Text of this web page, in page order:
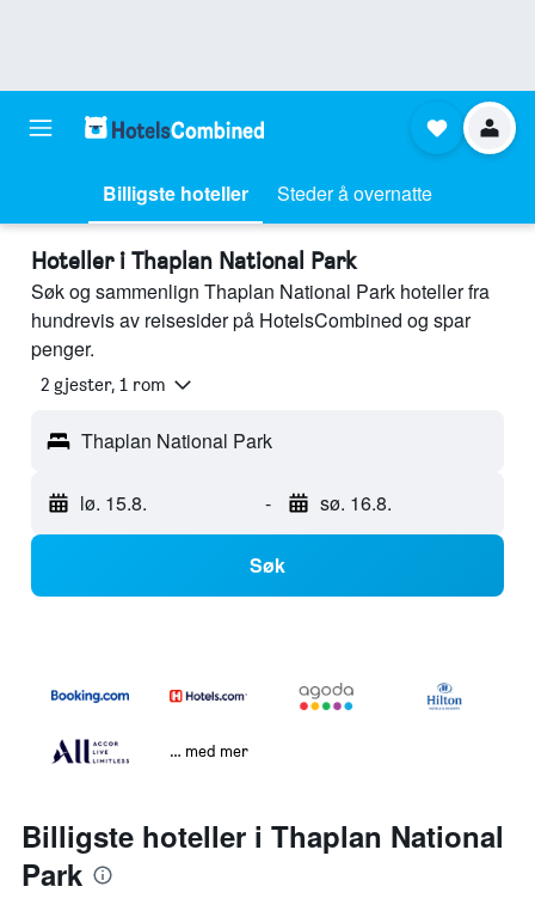
Billigste hoteller Steder å overnatte
Hoteller i Thaplan National Park
Søk og sammenlign Thaplan National Park hoteller fra
hundrevis av reisesider på HotelsCombined og spar
penger.
2 gjester, 1 rom
Thaplan National Park
lø. 15.8. - sø. 16.8.
Søk
… med mer
Billigste hoteller i Thaplan National
Park